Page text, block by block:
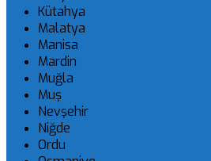
Kütahya
Malatya
Manisa
Mardin
Muğla
Muş
Nevşehir
Niğde
Ordu